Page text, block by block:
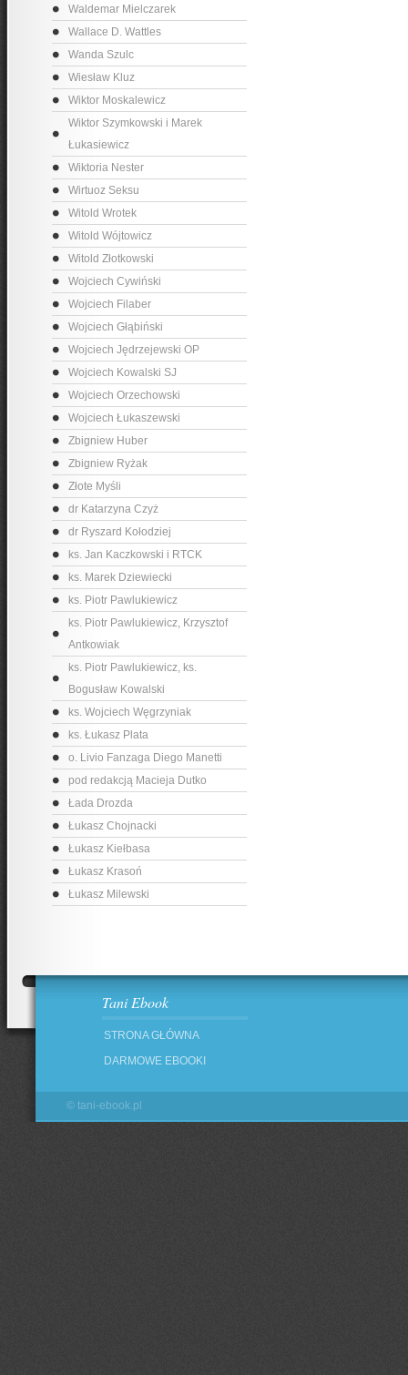
Waldemar Mielczarek
Wallace D. Wattles
Wanda Szulc
Wiesław Kluz
Wiktor Moskalewicz
Wiktor Szymkowski i Marek
Łukasiewicz
Wiktoria Nester
Wirtuoz Seksu
Witold Wrotek
Witold Wójtowicz
Witold Złotkowski
Wojciech Cywiński
Wojciech Filaber
Wojciech Głąbiński
Wojciech Jędrzejewski OP
Wojciech Kowalski SJ
Wojciech Orzechowski
Wojciech Łukaszewski
Zbigniew Huber
Zbigniew Ryżak
Złote Myśli
dr Katarzyna Czyż
dr Ryszard Kołodziej
ks. Jan Kaczkowski i RTCK
ks. Marek Dziewiecki
ks. Piotr Pawlukiewicz
ks. Piotr Pawlukiewicz, Krzysztof
Antkowiak
ks. Piotr Pawlukiewicz, ks.
Bogusław Kowalski
ks. Wojciech Węgrzyniak
ks. Łukasz Plata
o. Livio Fanzaga Diego Manetti
pod redakcją Macieja Dutko
Łada Drozda
Łukasz Chojnacki
Łukasz Kiełbasa
Łukasz Krasoń
Łukasz Milewski
Tani Ebook
STRONA GŁÓWNA
DARMOWE EBOOKI
© tani-ebook.pl